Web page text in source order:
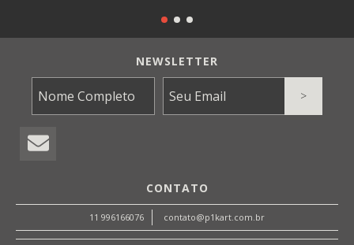
NEWSLETTER
CONTATO
11 996166076 contato@p1kart.com.br